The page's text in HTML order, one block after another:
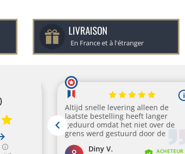
LIVRAISON
En France et à l'étranger